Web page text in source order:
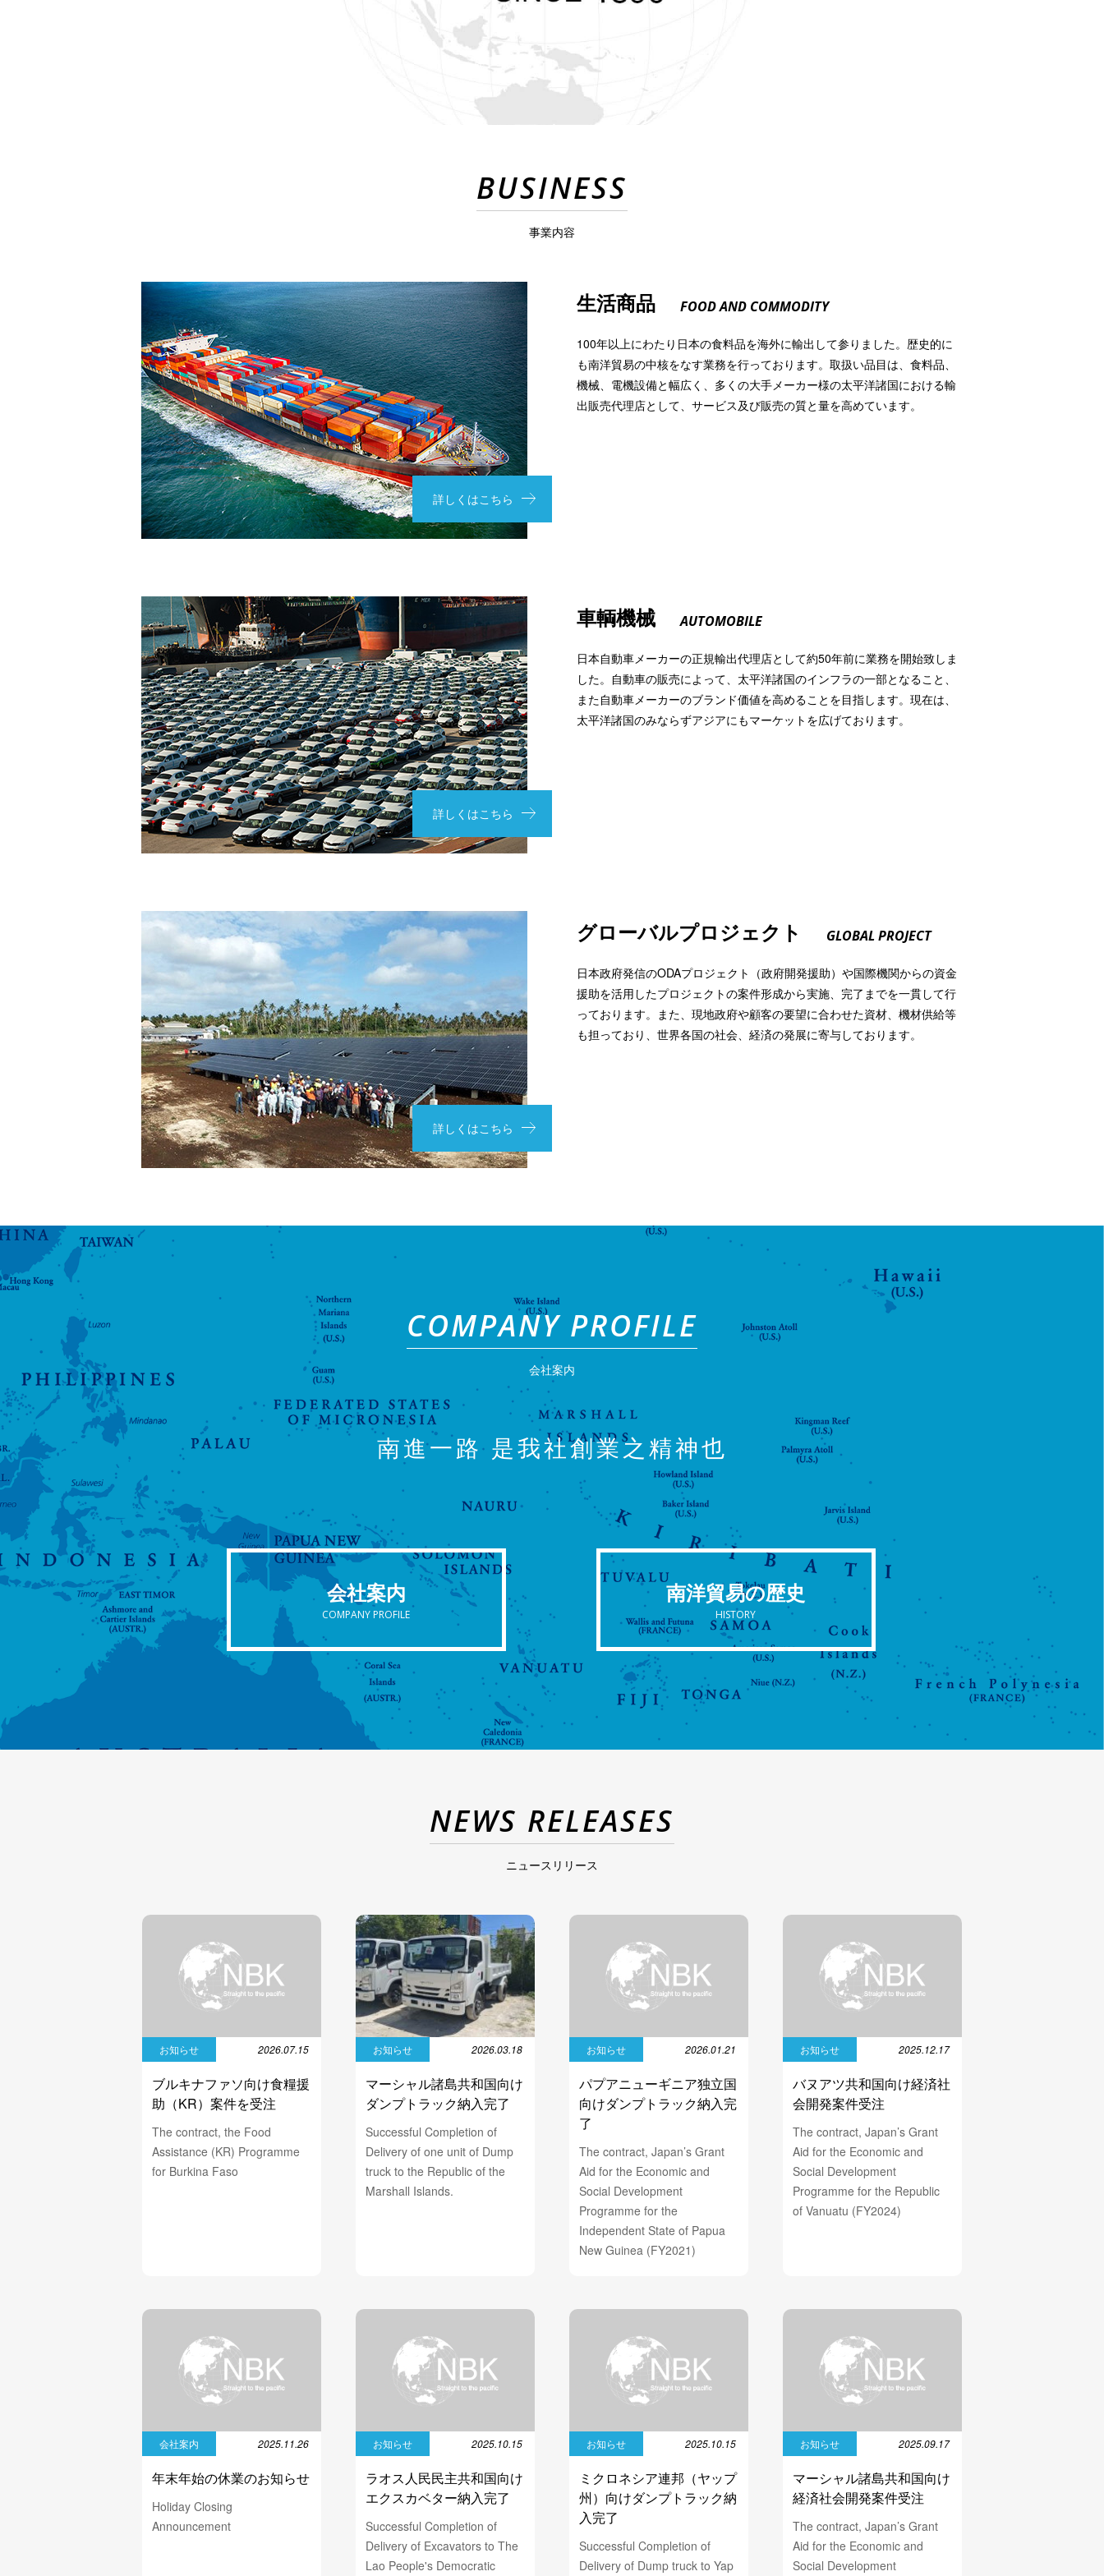
BUSINESS
事業内容
生活商品 FOOD AND COMMODITY
100年以上にわたり日本の食料品を海外に輸出して参りました。歴史的に
も南洋貿易の中核をなす業務を行っております。取扱い品目は、食料品、
機械、電機設備と幅広く、多くの大手メーカー様の太平洋諸国における輸
出販売代理店として、サービス及び販売の質と量を高めています。
詳しくはこちら
車輌機械 AUTOMOBILE
日本自動車メーカーの正規輸出代理店として約50年前に業務を開始致しま
した。自動車の販売によって、太平洋諸国のインフラの一部となること、
また自動車メーカーのブランド価値を高めることを目指します。現在は、
太平洋諸国のみならずアジアにもマーケットを広げております。
詳しくはこちら
グローバルプロジェクト GLOBAL PROJECT
日本政府発信のODAプロジェクト（政府開発援助）や国際機関からの資金
援助を活用したプロジェクトの案件形成から実施、完了までを一貫して行
っております。また、現地政府や顧客の要望に合わせた資材、機材供給等
も担っており、世界各国の社会、経済の発展に寄与しております。
詳しくはこちら
COMPANY PROFILE
会社案内
南進一路是我社創業之精神也
会社案内
COMPANY PROFILE
南洋貿易の歴史
HISTORY
NEWS RELEASES
ニュースリリース
お知らせ 2026.07.15
ブルキナファソ向け食糧援
助（KR）案件を受注
The contract, the Food
Assistance (KR) Programme
for Burkina Faso
お知らせ 2026.03.18
マーシャル諸島共和国向け
ダンプトラック納入完了
Successful Completion of
Delivery of one unit of Dump
truck to the Republic of the
Marshall Islands.
お知らせ 2026.01.21
パプアニューギニア独立国
向けダンプトラック納入完
了
The contract, Japan’s Grant
Aid for the Economic and
Social Development
Programme for the
Independent State of Papua
New Guinea (FY2021)
お知らせ 2025.12.17
バヌアツ共和国向け経済社
会開発案件受注
The contract, Japan’s Grant
Aid for the Economic and
Social Development
Programme for the Republic
of Vanuatu (FY2024)
会社案内 2025.11.26
年末年始の休業のお知らせ
Holiday Closing
Announcement
お知らせ 2025.10.15
ラオス人民民主共和国向け
エクスカベター納入完了
Successful Completion of
Delivery of Excavators to The
Lao People's Democratic
お知らせ 2025.10.15
ミクロネシア連邦（ヤップ
州）向けダンプトラック納
入完了
Successful Completion of
Delivery of Dump truck to Yap
お知らせ 2025.09.17
マーシャル諸島共和国向け
経済社会開発案件受注
The contract, Japan’s Grant
Aid for the Economic and
Social Development